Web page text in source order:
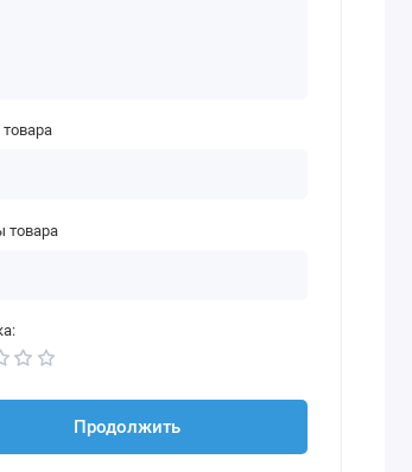
товара
Продолжить